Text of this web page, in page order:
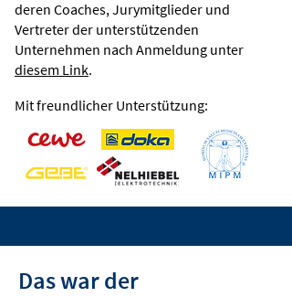
deren Coaches, Jurymitglieder und
Vertreter der unterstützenden
Unternehmen nach Anmeldung unter
diesem Link.
Mit freundlicher Unterstützung:
Das war der